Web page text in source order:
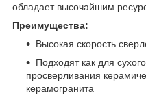
обладает высочайшим
Преимущества:
Высокая скорость
Подходят как для
просверливания
керамогранита